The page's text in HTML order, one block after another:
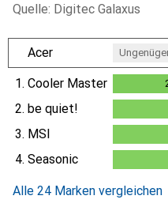
Quelle: Digitec Galaxus
Acer
1. Cooler Master
2. be quiet!
3. MSI
4. Seasonic
Alle 24 Marken vergleichen